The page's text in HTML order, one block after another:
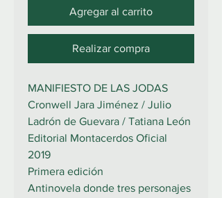
Agregar al carrito
Realizar compra
MANIFIESTO DE LAS JODAS
Cronwell Jara Jiménez / Julio
Ladrón de Guevara / Tatiana León
Editorial Montacerdos Oficial
2019
Primera edición
Antinovela donde tres personajes